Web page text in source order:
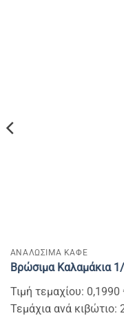
ΑΝΑΛΩΣΙΜΑ ΚΑΦΕ
Bρώσιμα Καλαμάκια
Τιμή τεμαχίου: 0,1990
Τεμάχια ανά κιβώτιο: